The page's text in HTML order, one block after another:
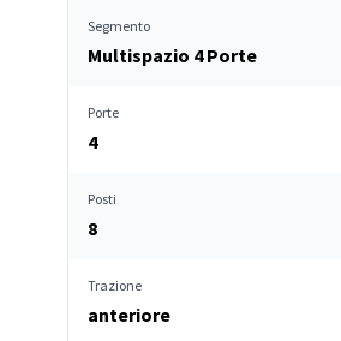
Segmento
Multispazio 4 Porte
Porte
4
Posti
8
Trazione
anteriore